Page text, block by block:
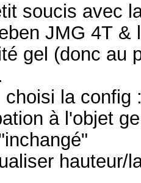
soucis avec
JMG 4T &
gel (donc au
choisi la config
à l'objet
hauteur/